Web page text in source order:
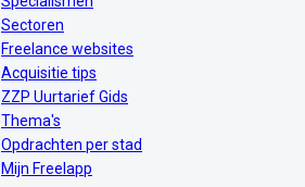
Sectoren
Freelance websites
Acquisitie tips
ZZP Uurtarief Gids
Thema's
Opdrachten per stad
Mijn Freelapp